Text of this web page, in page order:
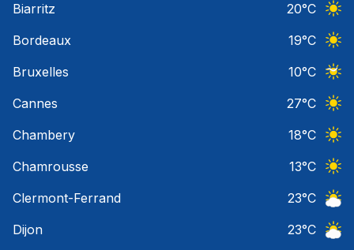
Biarritz
20°C
Bordeaux
19°C
Bruxelles
10°C
Cannes
27°C
Chambery
18°C
Chamrousse
13°C
Clermont-Ferrand
23°C
Dijon
23°C